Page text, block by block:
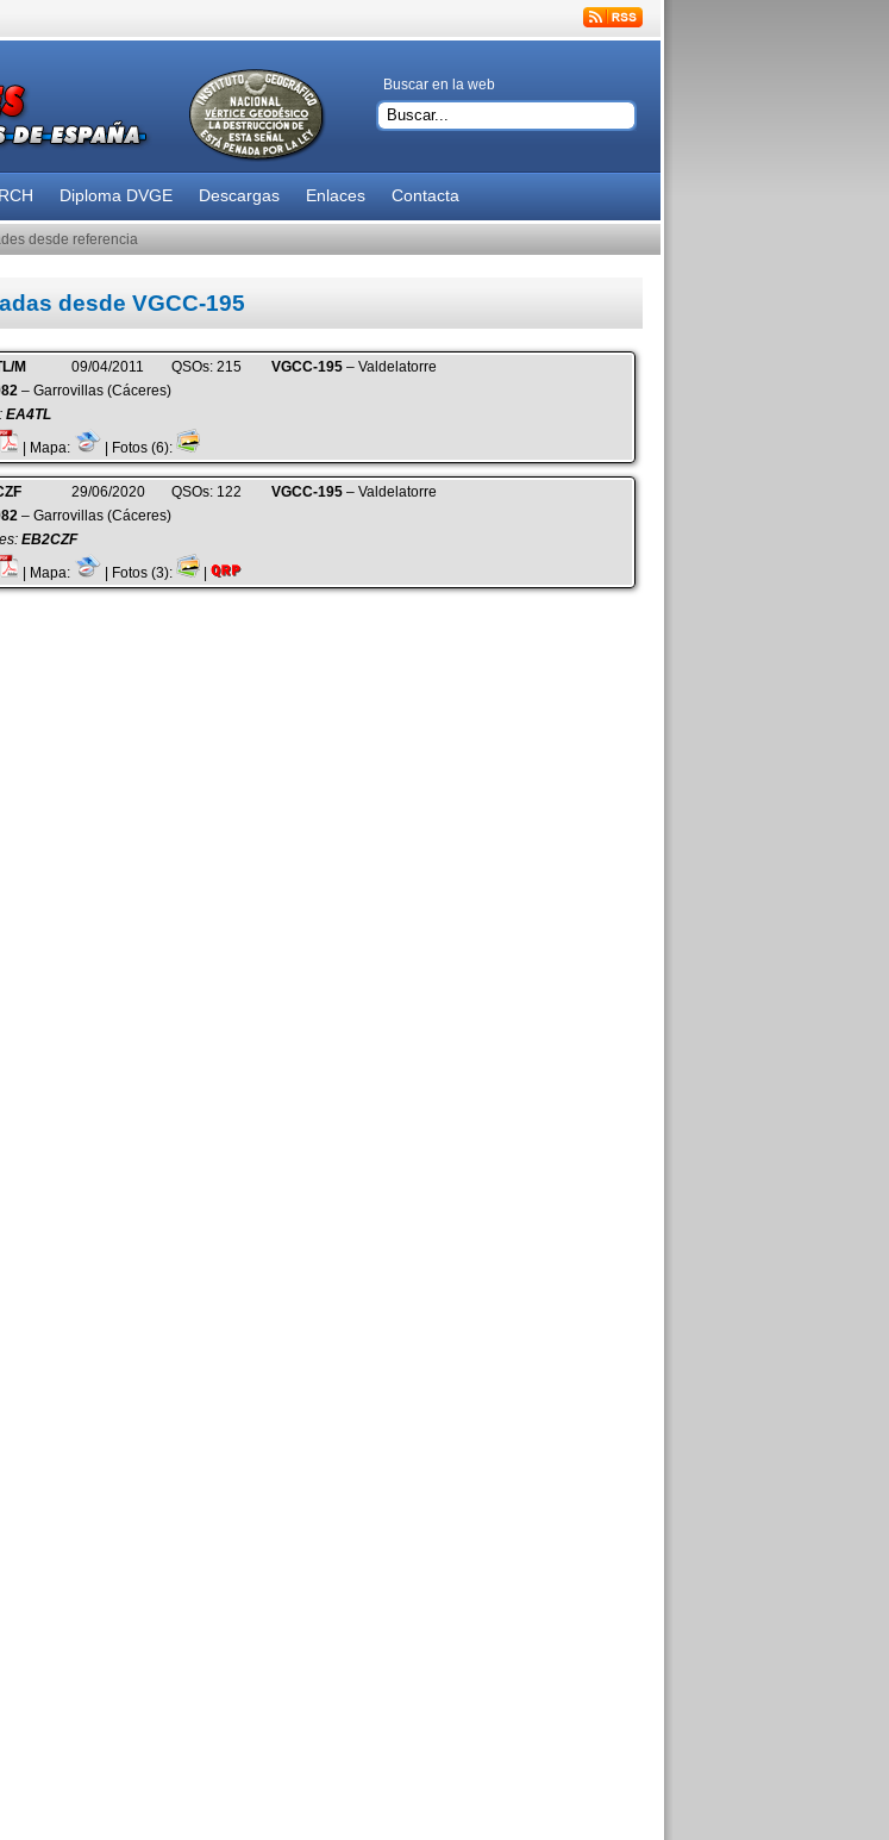
Buscar en la web
Diploma DVGE Descargas Enlaces Contacta
desde referencia
desde VGCC-195
M 09/04/2011 QSOs: 215 VGCC-195– Valdelatorre
– Garrovillas (Cáceres)
EA4TL
| Mapa: | Fotos (6):
29/06/2020 QSOs: 122 VGCC-195– Valdelatorre
– Garrovillas (Cáceres)
EB2CZF
| Mapa: | Fotos (3): |